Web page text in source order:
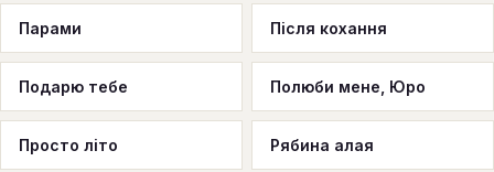
Парами Після кохання
Подарю тебе Полюби мене, Юро
Просто літо Рябина алая